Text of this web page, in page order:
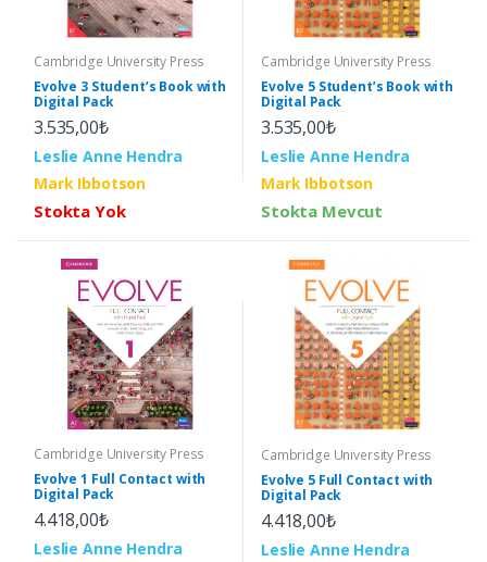
Cambridge University Press
Evolve 3 Student’s Book with
Digital Pack
3.535,00₺
Leslie Anne Hendra
Mark Ibbotson
Stokta Yok
Cambridge University Press
Evolve 5 Student’s Book with
Digital Pack
3.535,00₺
Leslie Anne Hendra
Mark Ibbotson
Stokta Mevcut
Cambridge University Press
Evolve 1 Full Contact with
Digital Pack
4.418,00₺
Leslie Anne Hendra
Cambridge University Press
Evolve 5 Full Contact with
Digital Pack
4.418,00₺
Leslie Anne Hendra